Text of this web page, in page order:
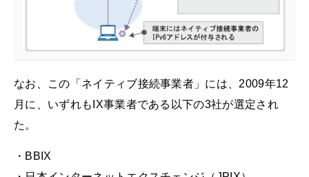
なお、この「ネイティブ接続事業者」には、2009年12
月に、いずれもIX事業者である以下の3社が選定され
た。
・BBIX